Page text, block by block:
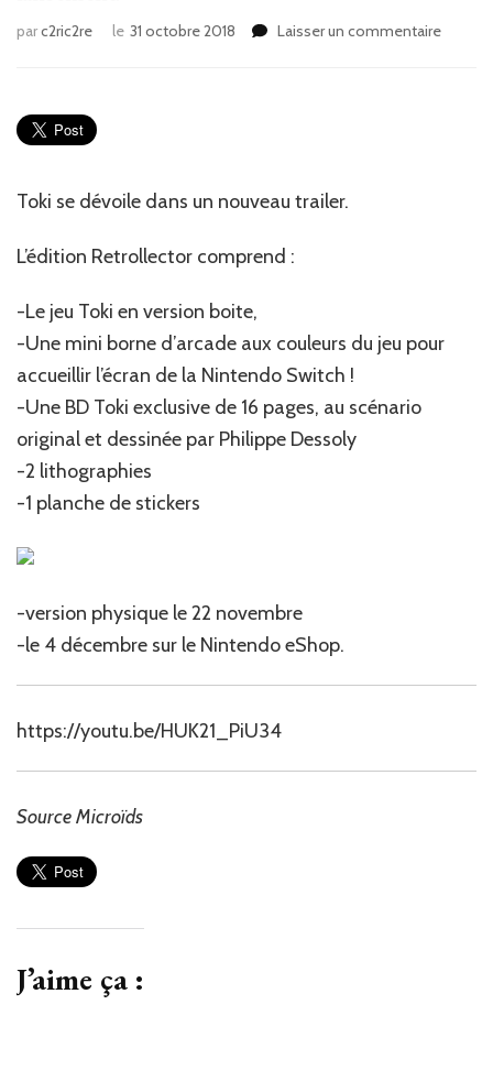
parc2ric2re le 31 octobre 2018 Laisser un commentairesur
Toki se dévoile dans un nouveau trailer.
L’édition Retrollector comprend :
-Le jeu Toki en version boite,
-Une mini borne d’arcade aux couleurs du jeu pour
accueillir l’écran de la Nintendo Switch !
-Une BD Toki exclusive de 16 pages, au scénario
original et dessinée par Philippe Dessoly
-2 lithographies
-1 planche de stickers
-version physique le 22 novembre
-le 4 décembre sur le Nintendo eShop.
https://youtu.be/HUK21_PiU34
Source Microïds
J’aime ça :